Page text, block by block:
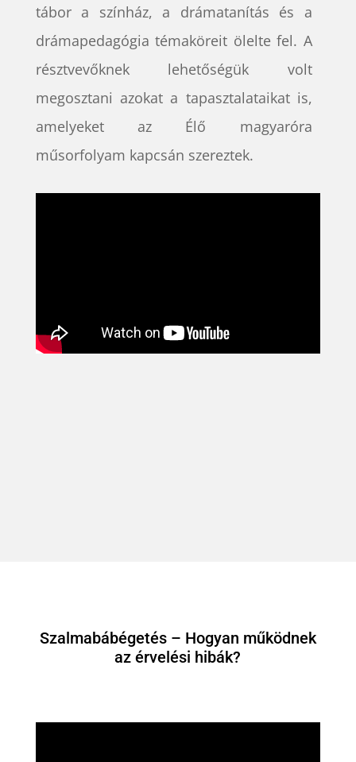
tábor a színház, a drámatanítás és a
drámapedagógia témaköreit ölelte fel. A
résztvevőknek lehetőségük volt
megosztani azokat a tapasztalataikat is,
amelyeket az Élő magyaróra
műsorfolyam kapcsán szereztek.
Szalmabábégetés – Hogyan működnek
az érvelési hibák?